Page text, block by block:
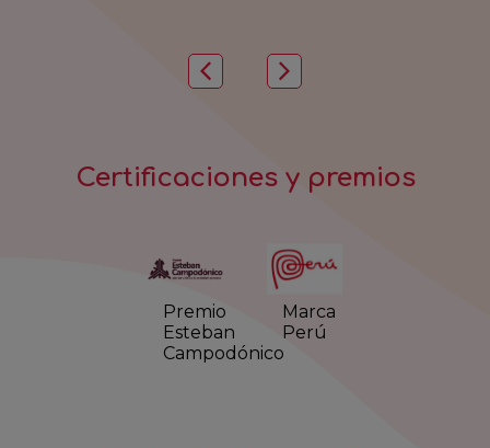
Certificaciones y premios
Premio
Esteban
Campodónico
Marca
Perú